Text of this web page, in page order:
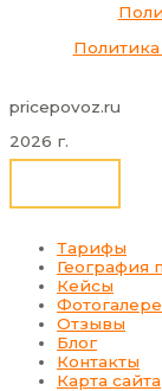
pricepovoz.ru
2026 г.
Тарифы
География
Кейсы
Отзывы
Блог
Контакты
Карта сайта